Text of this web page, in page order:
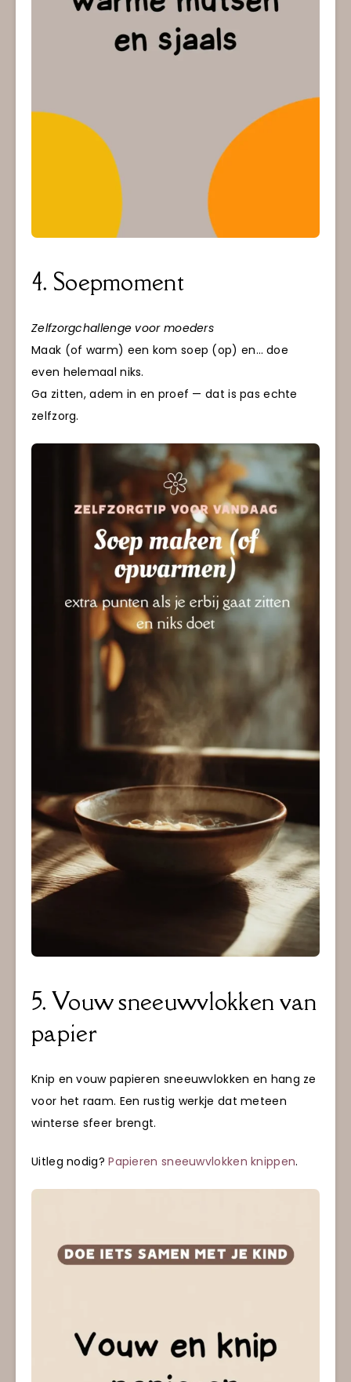
4. Soepmoment
Zelfzorgchallenge voor moeders
Maak (of warm) een kom soep (op) en… doe
even helemaal niks.
Ga zitten, adem in en proef — dat is pas echte
zelfzorg.
5. Vouw sneeuwvlokken van
papier
Knip en vouw papieren sneeuwvlokken en hang ze
voor het raam. Een rustig werkje dat meteen
winterse sfeer brengt.
Uitleg nodig?Papieren sneeuwvlokken knippen.